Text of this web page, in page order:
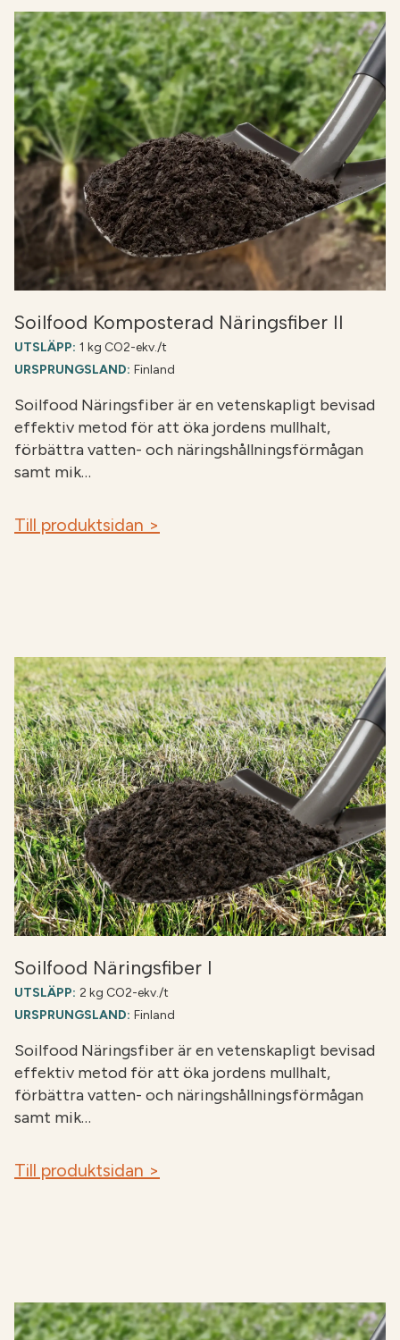
Soilfood Komposterad Näringsfiber II
UTSLÄPP: 1 kg CO2-ekv./t
URSPRUNGSLAND: Finland
Soilfood Näringsfiber är en vetenskapligt bevisad
effektiv metod för att öka jordens mullhalt,
förbättra vatten- och näringshållningsförmågan
samt mik…
Till produktsidan >
Soilfood Näringsfiber I
UTSLÄPP: 2 kg CO2-ekv./t
URSPRUNGSLAND: Finland
Soilfood Näringsfiber är en vetenskapligt bevisad
effektiv metod för att öka jordens mullhalt,
förbättra vatten- och näringshållningsförmågan
samt mik…
Till produktsidan >